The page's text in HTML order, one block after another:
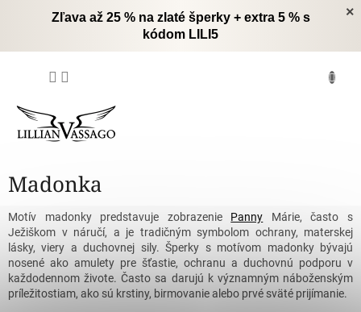
×
Zľava až 25 % na zlaté šperky + extra 5 % s
kódom LILI5
Madonka
Motív madonky predstavuje zobrazenie Panny Márie, často s
Ježiškom v náručí, a je tradičným symbolom ochrany, materskej
lásky, viery a duchovnej sily. Šperky s motívom madonky bývajú
nosené ako amulety pre šťastie, ochranu a duchovnú podporu v
každodennom živote. Často sa darujú k významným náboženským
príležitostiam, ako sú krstiny, birmovanie alebo prvé sväté prijímanie.